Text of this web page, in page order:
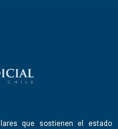
que sostienen el estado